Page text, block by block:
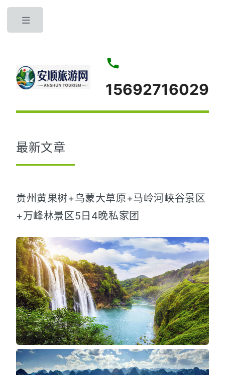
15692716029
最新文章
贵州黄果树+乌蒙大草原+马岭河峡谷景区
+万峰林景区5日4晚私家团